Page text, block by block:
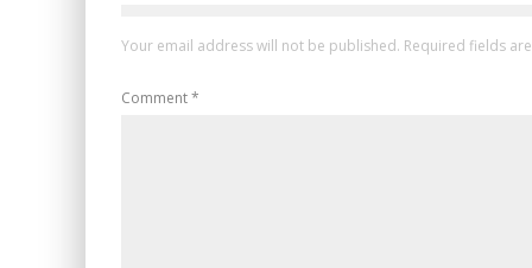
Your email address will not be published. Required fields
Comment*